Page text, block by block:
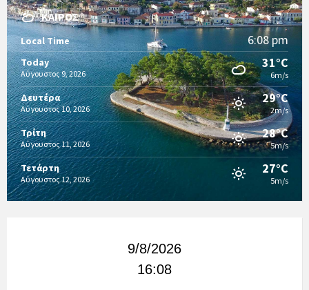
ΚΑΙΡΌΣ
Local Time 6:08 pm
Today
Αύγουστος 9, 2026
31°C
6m/s
Δευτέρα
Αύγουστος 10, 2026
29°C
2m/s
Τρίτη
Αύγουστος 11, 2026
28°C
5m/s
Τετάρτη
Αύγουστος 12, 2026
27°C
5m/s
9/8/2026
16:08